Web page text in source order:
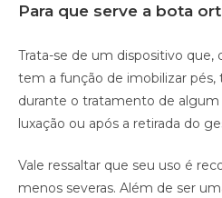
Para que serve a bota
Trata-se de um dispositivo
tem a função de imobilizar pés,
durante o tratamento de algum
luxação ou após a retirada do
Vale ressaltar que seu uso é
menos severas. Além de ser